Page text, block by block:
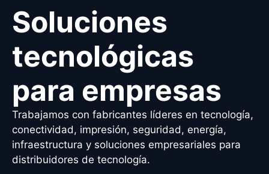
Soluciones
tecnológicas
para empresas
Trabajamos con fabricantes líderes en tecnología,
conectividad, impresión, seguridad, energía,
infraestructura y soluciones empresariales para
distribuidores de tecnología.